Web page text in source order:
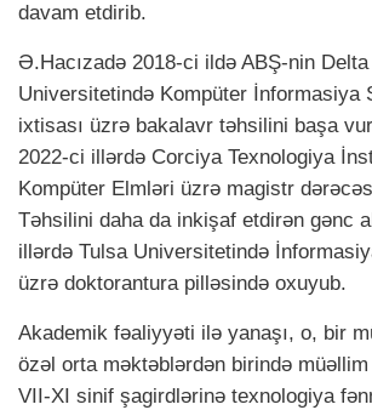
davam etdirib.
Ə.Hacızadə 2018-ci ildə ABŞ-nin
Universitetində Kompüter İnformasiya
ixtisası üzrə bakalavr təhsilini başa
2022-ci illərdə Corciya Texnologiya
Kompüter Elmləri üzrə magistr
Təhsilini daha da inkişaf etdirən gənc
illərdə Tulsa Universitetində
üzrə doktorantura pilləsində oxuyub.
Akademik fəaliyyəti ilə yanaşı, o, bir
özəl orta məktəblərdən birində
VII-XI sinif şagirdlərinə texnologiya